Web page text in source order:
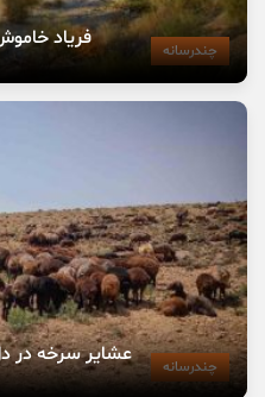
چندرسانه فریاد
چندرسانه عشایر سرخه در